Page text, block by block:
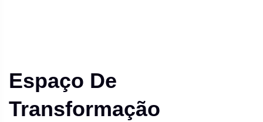
Espaço De
Transformação